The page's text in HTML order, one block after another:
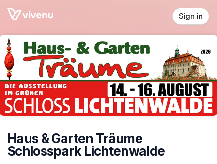
Skip header
Sign in
Haus & Garten Träume
Schlosspark Lichtenwalde